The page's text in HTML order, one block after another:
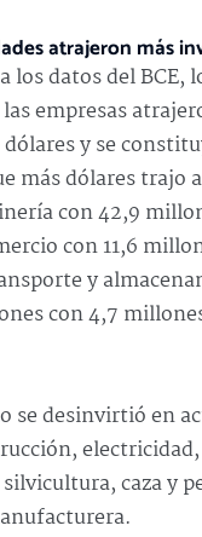
atrajeron más
los datos del BCE,
empresas
y se
más dólares trajo
con 42,9
con 11,6
y
con 4,7
se desinvirtió en
electricidad,
caza y